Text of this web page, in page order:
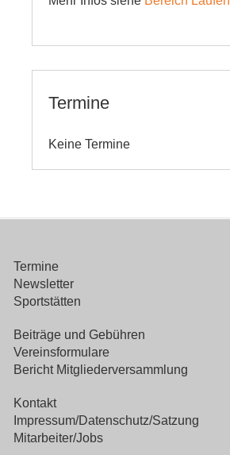
Termine
Keine Termine
Termine
Newsletter
Sportstätten
Beiträge und Gebühren
Vereinsformulare
Bericht Mitgliederversammlung
Kontakt
Impressum/Datenschutz/Satzung
Mitarbeiter/Jobs